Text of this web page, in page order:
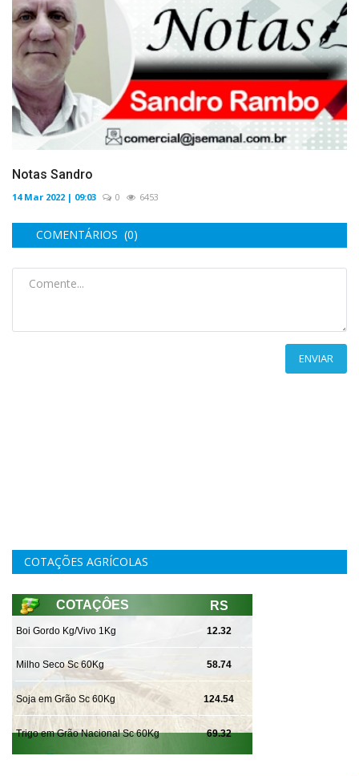
Notas Sandro
14 Mar 2022 | 09:03 0 6453
COMENTÁRIOS (0)
ENVIAR
COTAÇÕES AGRÍCOLAS